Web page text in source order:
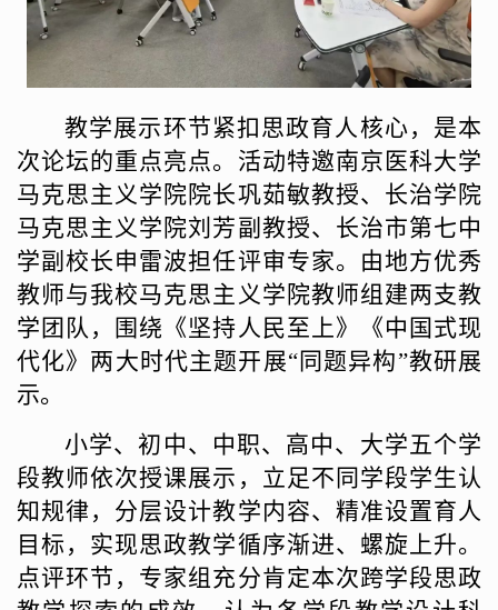
教学展示环节紧扣思政育人核心，是本
次论坛的重点亮点。活动特邀南京医科大学
马克思主义学院院长巩茹敏教授、长治学院
马克思主义学院刘芳副教授、长治市第七中
学副校长申雷波担任评审专家。由地方优秀
教师与我校马克思主义学院教师组建两支教
学团队，围绕《坚持人民至上》《中国式现
代化》两大时代主题开展“同题异构”教研展
示。
小学、初中、中职、高中、大学五个学
段教师依次授课展示，立足不同学段学生认
知规律，分层设计教学内容、精准设置育人
目标，实现思政教学循序渐进、螺旋上升。
点评环节，专家组充分肯定本次跨学段思政